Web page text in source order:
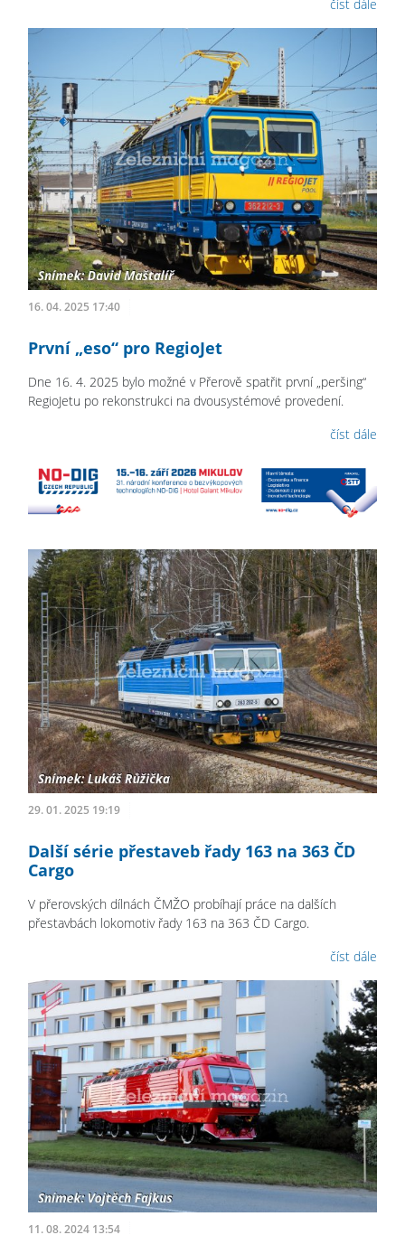
číst dále
16. 04. 2025 17:40
První „eso“ pro RegioJet
Dne 16. 4. 2025 bylo možné v Přerově spatřit první „peršing“
RegioJetu po rekonstrukci na dvousystémové provedení.
číst dále
29. 01. 2025 19:19
Další série přestaveb řady 163 na 363 ČD
Cargo
V přerovských dílnách ČMŽO probíhají práce na dalších
přestavbách lokomotiv řady 163 na 363 ČD Cargo.
číst dále
11. 08. 2024 13:54